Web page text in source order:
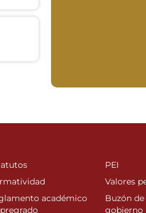
académico
PEI
Valores
Buzón
gobierno